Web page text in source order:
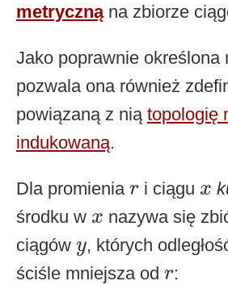
metrycznąna zbiorze
Jako poprawnie określona
pozwala ona również
powiązaną z nią topologię
indukowaną.
Dla promienia r
r i ciągu x
x
środku w x
x nazywa się
ciągów y
y, których
ściśle mniejsza od r
r :